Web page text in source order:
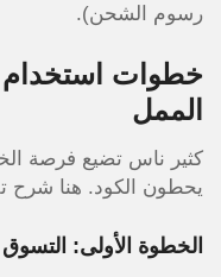
رسوم الشحن).
الممل
كثير ناس تضيع فرصة
يحطون الكود. هنا
الخطوة الأولى: التسوق